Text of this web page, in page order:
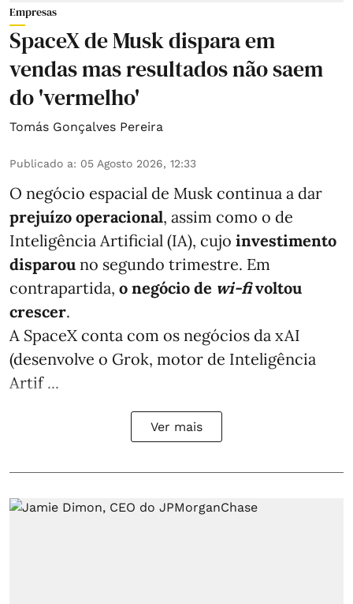
Empresas
SpaceX de Musk dispara em
vendas mas resultados não saem
do 'vermelho'
Tomás Gonçalves Pereira
Publicado a: 05 Agosto 2026, 12:33
O negócio espacial de Musk continua a dar
prejuízo operacional, assim como o de
Inteligência Artificial (IA), cujo investimento
disparou no segundo trimestre. Em
contrapartida, o negócio de wi-fivoltou
crescer.
A SpaceX conta com os negócios da xAI
(desenvolve o Grok, motor de Inteligência
Artif ...
Ver mais